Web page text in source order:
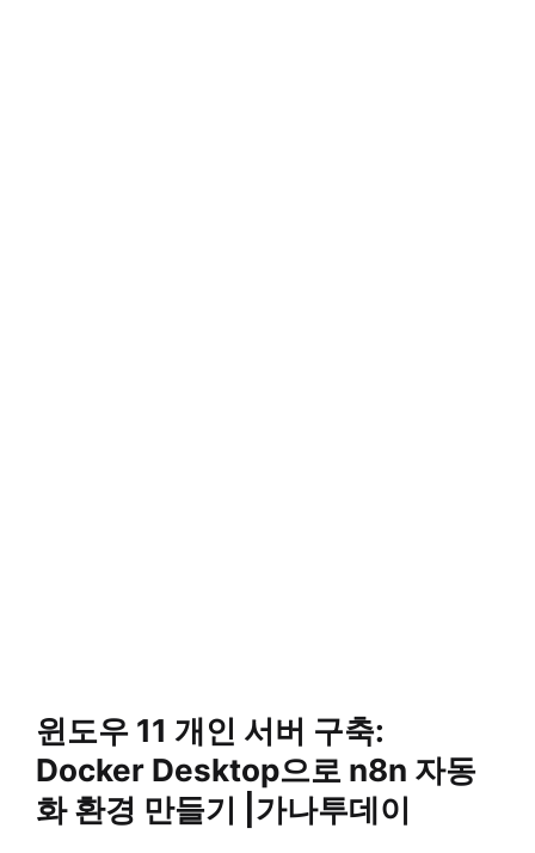
윈도우 11 개인 서버 구축:
Docker Desktop으로 n8n 자동
화 환경 만들기 |가나투데이